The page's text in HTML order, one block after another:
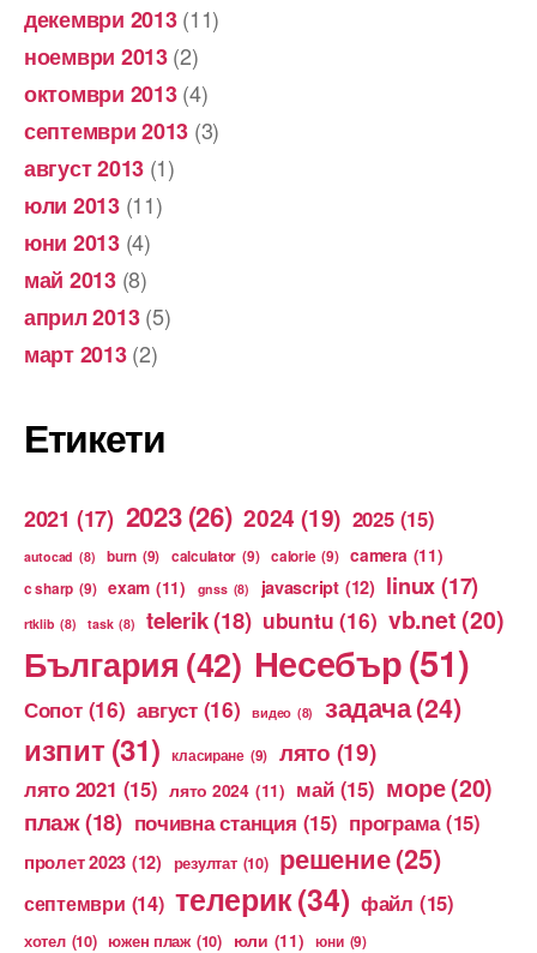
декември 2013(11)
ноември 2013(2)
октомври 2013(4)
септември 2013 (3)
август 2013 (1)
юли 2013(11)
юни 2013(4)
май 2013(8)
април 2013(5)
март 2013(2)
Етикети
2021 (17) 2023 (26) 2024 (19) 2025 (15)
autocad (8) burn (9) calculator (9) calorie (9) camera (11)
c sharp (9) exam (11) gnss (8) javascript (12) linux(17)
rtklib (8) task (8) telerik(18) ubuntu (16) vb.net(20)
България (42) Несебър(51)
Сопот (16) август (16) видео (8) задача(24)
изпит (31) класиране (9) лято (19)
лято 2021 (15) лято 2024 (11) май (15) море(20)
плаж(18) почивна станция (15) програма (15)
пролет 2023 (12) резултат (10) решение(25)
септември (14) телерик(34) файл (15)
хотел (10) южен плаж (10) юли (11) юни (9)